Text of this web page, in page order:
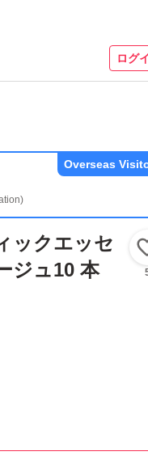
ログ
Overseas
ックエッセ
ジュ10 本